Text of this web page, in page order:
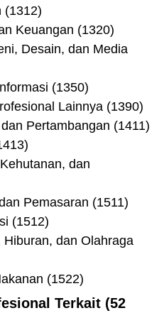
(1312)
Keuangan (1320)
Desain, dan Media
(1350)
Lainnya (1390)
Pertambangan (1411)
dan
Pemasaran (1511)
(1512)
dan Olahraga
(1522)
Terkait (52